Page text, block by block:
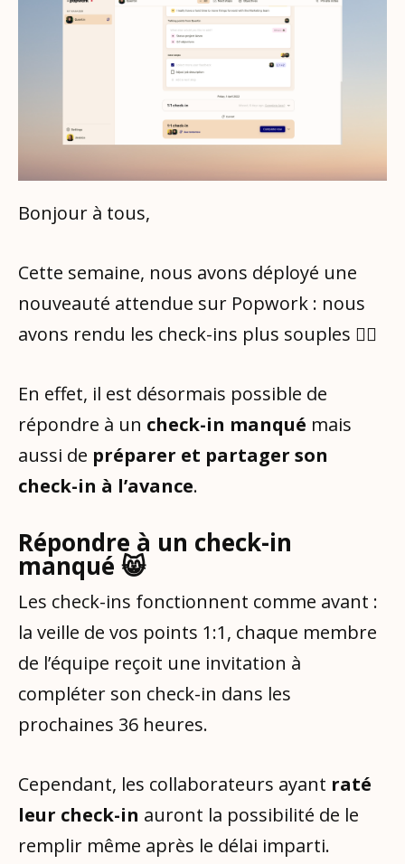
Bonjour à tous,
Cette semaine, nous avons déployé une
nouveauté attendue sur Popwork : nous
avons rendu les check-ins plus souples 🤸‍♀️
En effet, il est désormais possible de
répondre à un check-in manqué mais
aussi de préparer et partager son
check-in à l’avance.
Répondre à un check-in
manqué 😸
Les check-ins fonctionnent comme avant :
la veille de vos points 1:1, chaque membre
de l’équipe reçoit une invitation à
compléter son check-in dans les
prochaines 36 heures.
Cependant, les collaborateurs ayant raté
leur check-in auront la possibilité de le
remplir même après le délai imparti.